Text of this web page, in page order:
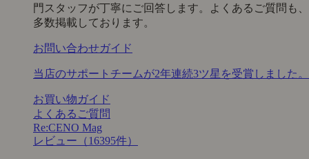
門スタッフが丁寧にご回答します。よくあるご質問も、
多数掲載しております。
お問い合わせガイド
当店のサポートチームが2年連続3ツ星を受賞しました。
お買い物ガイド
よくあるご質問
Re:CENO Mag
レビュー（16395件）